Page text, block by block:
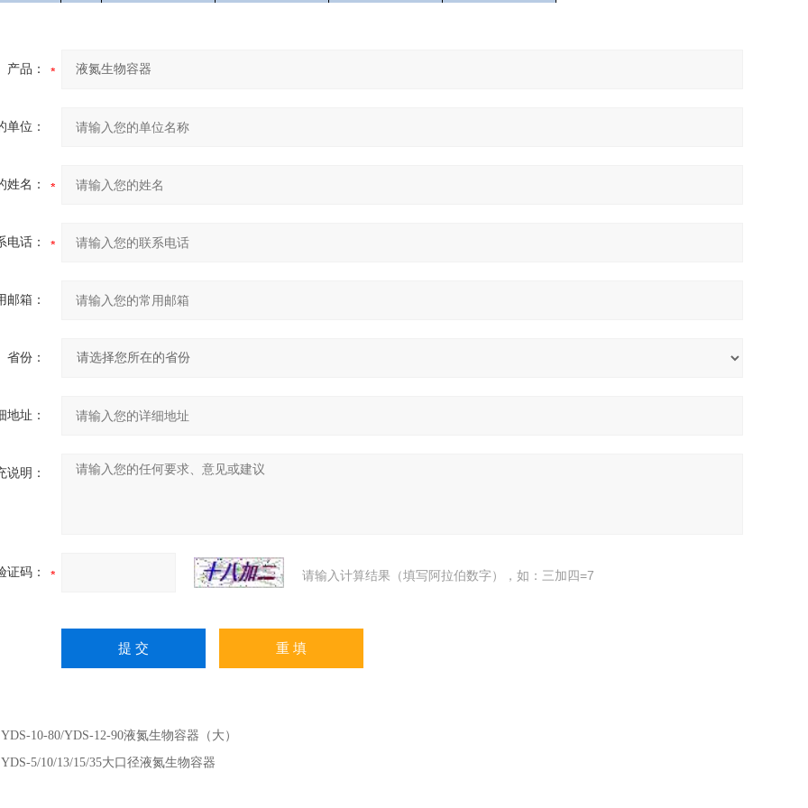
产品：
单位：
姓名：
电话：
邮箱：
省份：
地址：
说明：
证码： 请输入计算结果（填写阿拉伯数字），如：三加四=7
YDS-10-80/YDS-12-90液氮生物容器（大）
YDS-5/10/13/15/35大口径液氮生物容器